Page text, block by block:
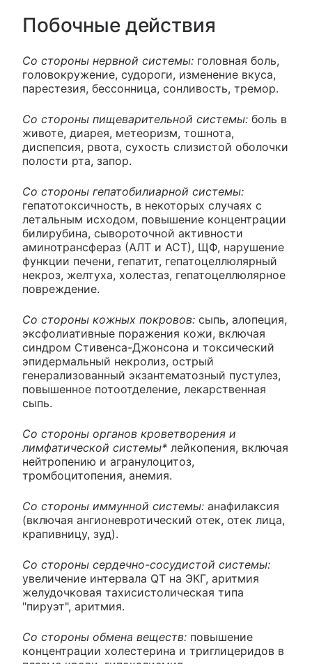
Побочные действия
Со стороны нервной системы: головная боль,
головокружение, судороги, изменение вкуса,
парестезия, бессонница, сонливость, тремор.
Со стороны пищеварительной системы: боль в
животе, диарея, метеоризм, тошнота,
диспепсия, рвота, сухость слизистой оболочки
полости рта, запор.
Со стороны гепатобилиарной системы:
гепатотоксичность, в некоторых случаях с
летальным исходом, повышение концентрации
билирубина, сывороточной активности
аминотрансфераз (АЛТ и АСТ), ЩФ, нарушение
функции печени, гепатит, гепатоцеллюлярный
некроз, желтуха, холестаз, гепатоцеллюлярное
повреждение.
Со стороны кожных покровов: сыпь, алопеция,
эксфолиативные поражения кожи, включая
синдром Стивенса-Джонсона и токсический
эпидермальный некролиз, острый
генерализованный экзантематозный пустулез,
повышенное потоотделение, лекарственная
сыпь.
Со стороны органов кроветворения и
лимфатической системы* лейкопения, включая
нейтропению и агранулоцитоз,
тромбоцитопения, анемия.
Со стороны иммунной системы: анафилаксия
(включая ангионевротический отек, отек лица,
крапивницу, зуд).
Со стороны сердечно-сосудистой системы:
увеличение интервала QT на ЭКГ, аритмия
желудочковая тахисистолическая типа
"пируэт", аритмия.
Со стороны обмена веществ: повышение
концентрации холестерина и триглицеридов в